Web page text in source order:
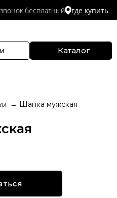
звонок бесплатный где купить
Каталог
Шапка мужская